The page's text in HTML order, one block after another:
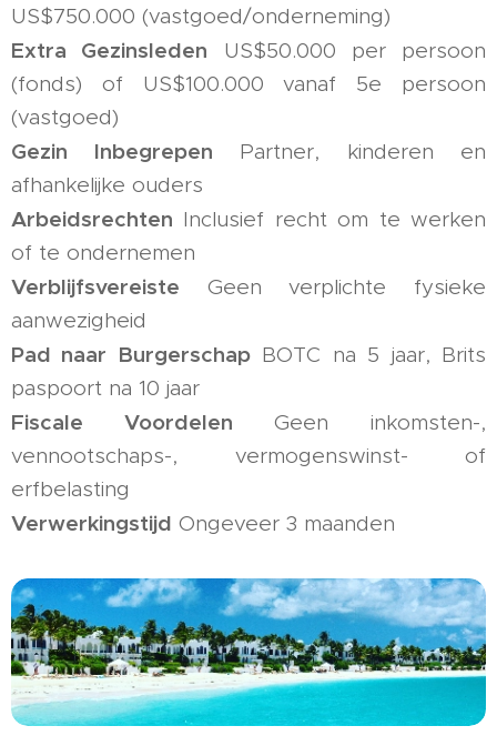
US$750.000 (vastgoed/onderneming)
Extra Gezinsleden US$50.000 per persoon
(fonds) of US$100.000 vanaf 5e persoon
(vastgoed)
Gezin Inbegrepen Partner, kinderen en
afhankelijke ouders
Arbeidsrechten Inclusief recht om te werken
of te ondernemen
Verblijfsvereiste Geen verplichte fysieke
aanwezigheid
Pad naar BurgerschapBOTC na 5 jaar, Brits
paspoort na 10 jaar
Fiscale Voordelen Geen inkomsten-,
vennootschaps-, vermogenswinst- of
erfbelasting
Verwerkingstijd Ongeveer 3 maanden